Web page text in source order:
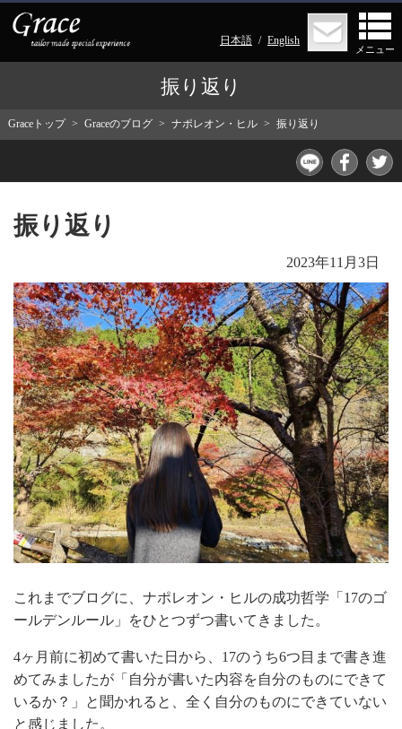
メニュー
日本語 English
振り返り
Graceトップ Graceのブログ ナポレオン・ヒル 振り返り
振り返り
2023年11月3日
これまでブログに、ナポレオン・ヒルの成功哲学「17のゴ
ールデンルール」をひとつずつ書いてきました。
4ヶ月前に初めて書いた日から、17のうち6つ目まで書き進
めてみましたが 「自分が書いた内容を自分のものにできて
いるか？」と聞かれると、全く自分のものにできていない
と感じました。